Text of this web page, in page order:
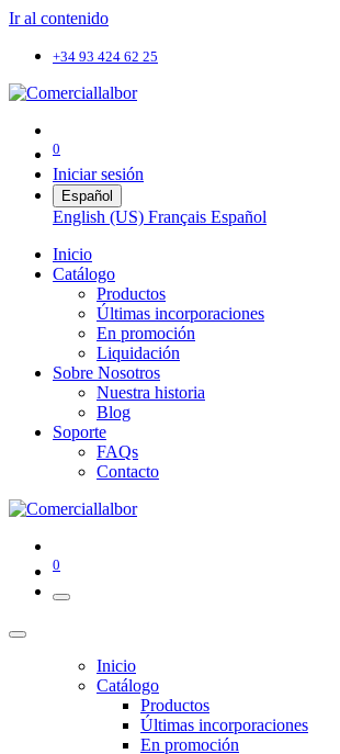
Ir al contenido
+34 93 424 62 25
0
Iniciar sesión
Español
English (US) Français Español
Inicio
Catálogo
Productos
Últimas incorporaciones
En promoción
Liquidación
Sobre Nosotros
Nuestra historia
Blog
Soporte
FAQs
Contacto
0
Inicio
Catálogo
Productos
Últimas incorporaciones
En promoción